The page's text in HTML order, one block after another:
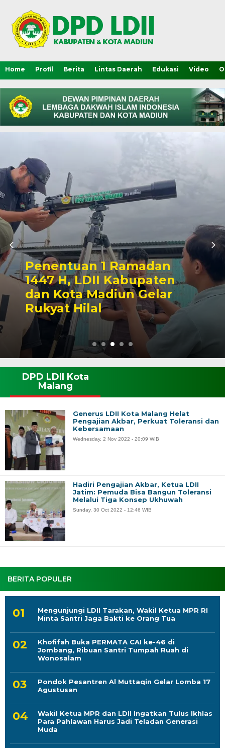
Home Profil Berita Lintas Daerah Edukasi Video
Penentuan 1 Ramadan
1447 H, LDII Kabupaten
dan Kota Madiun Gelar
Rukyat Hilal
BERITA POPULER
Mengunjungi LDII Tarakan, Wakil Ketua MPR RI
Minta Santri Jaga Bakti ke Orang Tua
Khofifah Buka PERMATA CAI ke-46 di
Jombang, Ribuan Santri Tumpah Ruah di
Wonosalam
Pondok Pesantren Al Muttaqin Gelar Lomba 17
Agustusan
Wakil Ketua MPR dan LDII Ingatkan Tulus Ikhlas
Para Pahlawan Harus Jadi Teladan Generasi
Muda
DPD LDII Kota
Malang
Generus LDII Kota Malang Helat
Pengajian Akbar, Perkuat Toleransi dan
Kebersamaan
Wednesday, 2 Nov 2022 - 20:09 WIB
Hadiri Pengajian Akbar, Ketua LDII
Jatim: Pemuda Bisa Bangun Toleransi
Melalui Tiga Konsep Ukhuwah
Sunday, 30 Oct 2022 - 12:46 WIB